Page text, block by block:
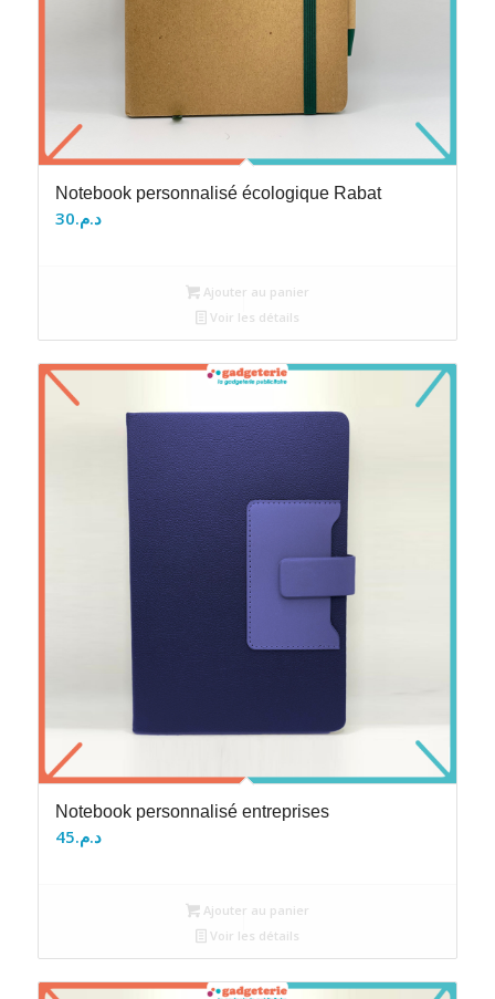
Notebook personnalisé écologique Rabat
د.م.30
Ajouter au panier
Voir les détails
Notebook personnalisé entreprises
د.م.45
Ajouter au panier
Voir les détails